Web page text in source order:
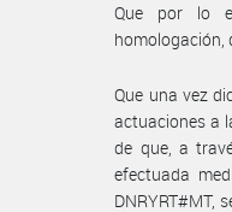
Que por lo
homologación,
Que una vez
actuaciones a
de que, a
efectuada
DNRYRT#MT,